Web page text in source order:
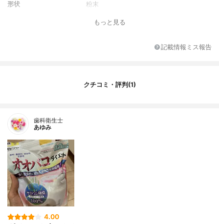
形状
粉末
8gあたり：エネルギー0.7kcal、たんぱく質
0.07g、脂質0.05g,炭水化物7.22g（糖質0
8gあたり：食物繊維7.35g
もっと見る
記載情報ミス報告
クチコミ・評判(1)
歯科衛生士
あゆみ
4.00